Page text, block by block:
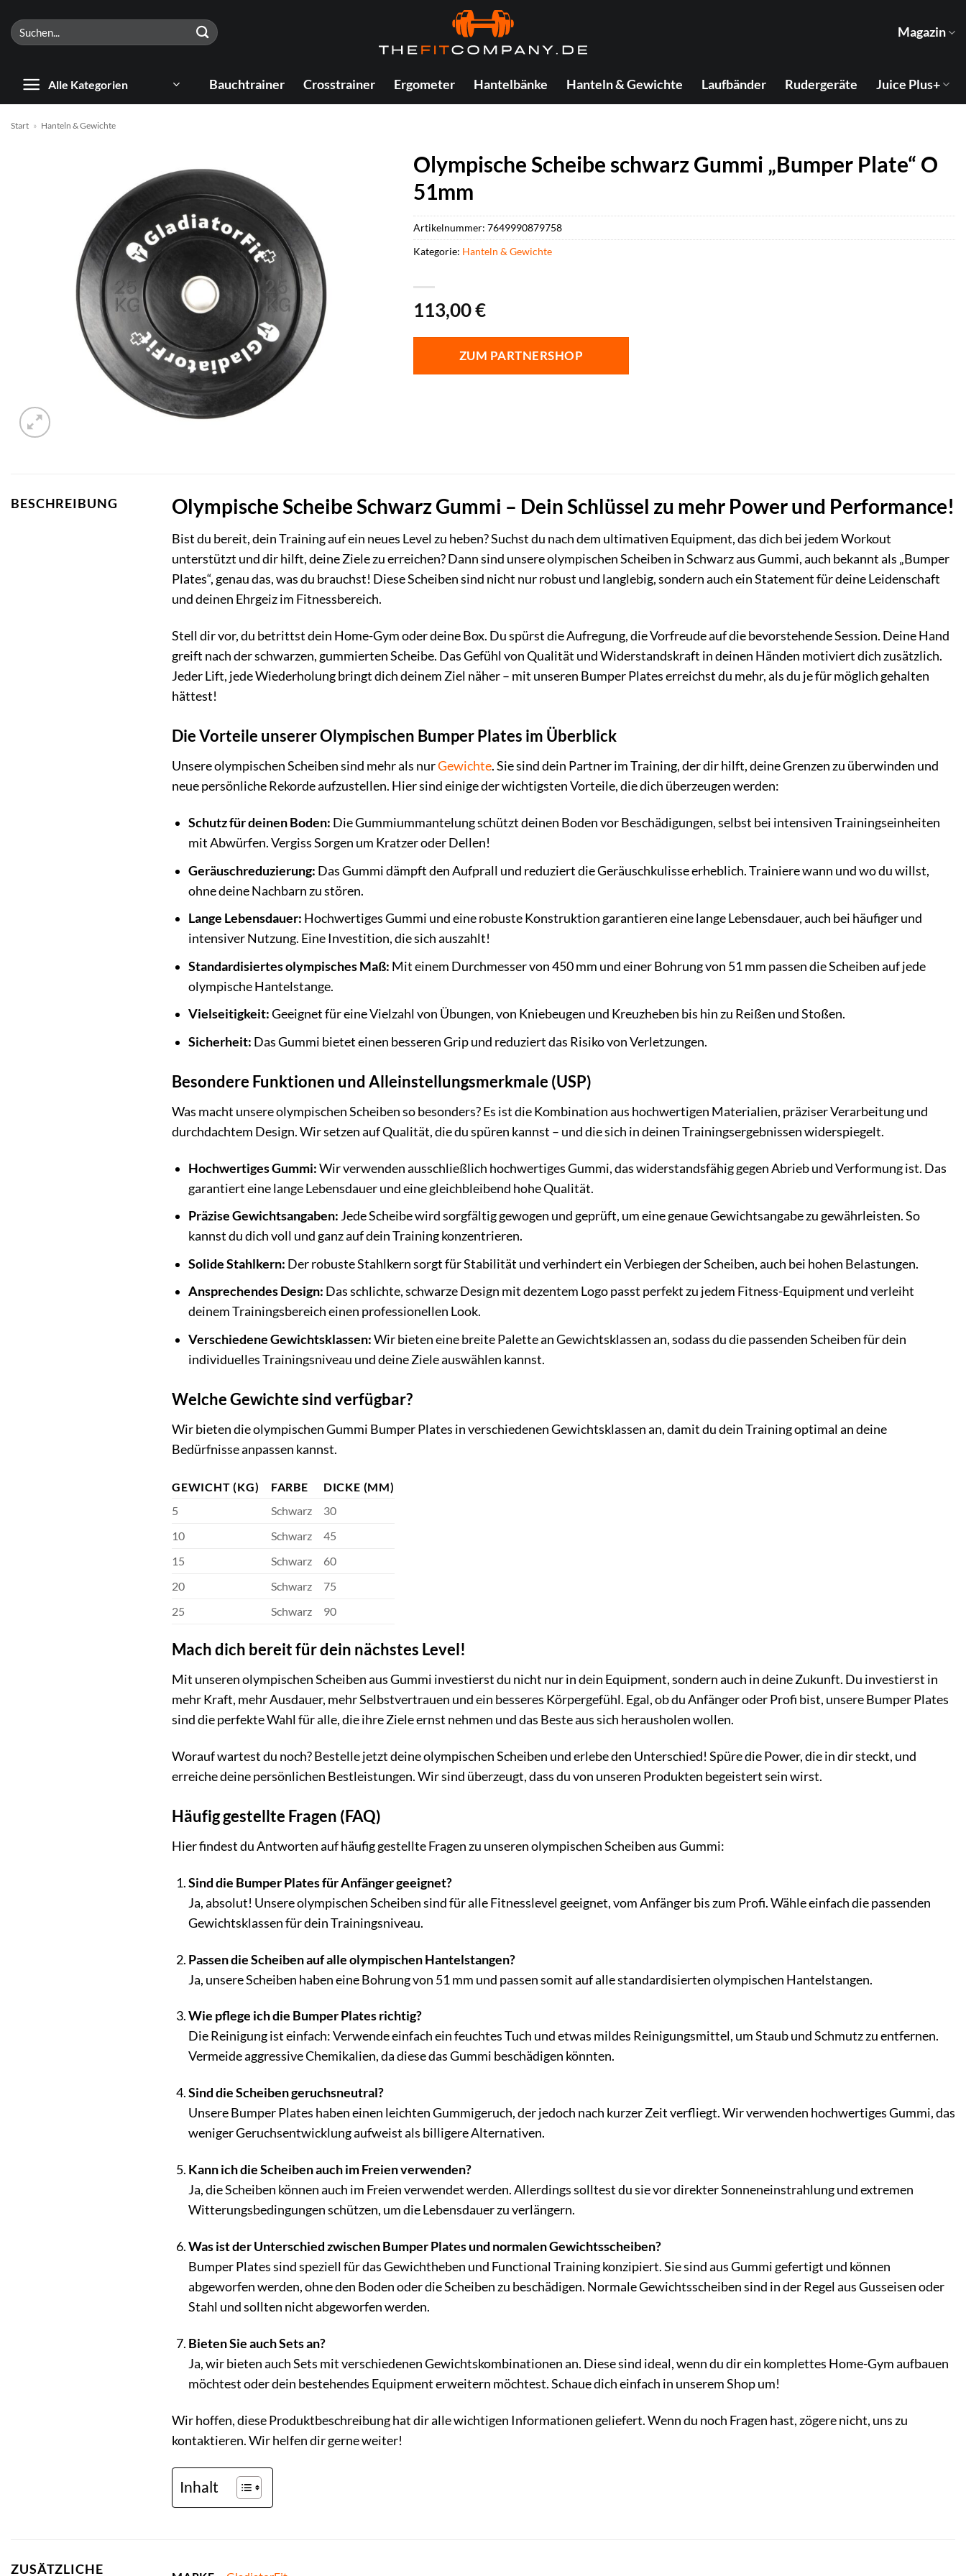
Inhalt
springen
Suchen
nach:
Magazin
Alle Kategorien Bauchtrainer Crosstrainer Ergometer Hantelbänke Hanteln & Gewichte Laufbänder Rudergeräte Juice Plus+
Start » Hanteln & Gewichte
Olympische Scheibe schwarz Gummi „Bumper Plate“ O
51mm
113,00€
ZUM PARTNERSHOP
Artikelnummer: 7649990879758
Kategorie: Hanteln & Gewichte
BESCHREIBUNG Olympische Scheibe Schwarz Gummi – Dein Schlüssel zu mehr Power und Performance!
Bist du bereit, dein Training auf ein neues Level zu heben? Suchst du nach dem ultimativen Equipment, das dich bei jedem Workout
unterstützt und dir hilft, deine Ziele zu erreichen? Dann sind unsere olympischen Scheiben in Schwarz aus Gummi, auch bekannt als „Bumper
Plates“, genau das, was du brauchst! Diese Scheiben sind nicht nur robust und langlebig, sondern auch ein Statement für deine Leidenschaft
und deinen Ehrgeiz im Fitnessbereich.
Stell dir vor, du betrittst dein Home-Gym oder deine Box. Du spürst die Aufregung, die Vorfreude auf die bevorstehende Session. Deine Hand
greift nach der schwarzen, gummierten Scheibe. Das Gefühl von Qualität und Widerstandskraft in deinen Händen motiviert dich zusätzlich.
Jeder Lift, jede Wiederholung bringt dich deinem Ziel näher – mit unseren Bumper Plates erreichst du mehr, als du je für möglich gehalten
hättest!
Die Vorteile unserer Olympischen Bumper Plates im Überblick
Unsere olympischen Scheiben sind mehr als nurGewichte. Sie sind dein Partner im Training, der dir hilft, deine Grenzen zu überwinden und
neue persönliche Rekorde aufzustellen. Hier sind einige der wichtigsten Vorteile, die dich überzeugen werden:
Schutz für deinen Boden: Die Gummiummantelung schützt deinen Boden vor Beschädigungen, selbst bei intensiven Trainingseinheiten
mit Abwürfen. Vergiss Sorgen um Kratzer oder Dellen!
Geräuschreduzierung: Das Gummi dämpft den Aufprall und reduziert die Geräuschkulisse erheblich. Trainiere wann und wo du willst,
ohne deine Nachbarn zu stören.
Lange Lebensdauer: Hochwertiges Gummi und eine robuste Konstruktion garantieren eine lange Lebensdauer, auch bei häufiger und
intensiver Nutzung. Eine Investition, die sich auszahlt!
Standardisiertes olympisches Maß: Mit einem Durchmesser von 450 mm und einer Bohrung von 51 mm passen die Scheiben auf jede
olympische Hantelstange.
Vielseitigkeit:Geeignet für eine Vielzahl von Übungen, von Kniebeugen und Kreuzheben bis hin zu Reißen und Stoßen.
Sicherheit: Das Gummi bietet einen besseren Grip und reduziert das Risiko von Verletzungen.
Besondere Funktionen und Alleinstellungsmerkmale (USP)
Was macht unsere olympischen Scheiben so besonders? Es ist die Kombination aus hochwertigen Materialien, präziser Verarbeitung und
durchdachtem Design. Wir setzen auf Qualität, die du spüren kannst – und die sich in deinen Trainingsergebnissen widerspiegelt.
Hochwertiges Gummi:Wir verwenden ausschließlich hochwertiges Gummi, das widerstandsfähig gegen Abrieb und Verformung ist. Das
garantiert eine lange Lebensdauer und eine gleichbleibend hohe Qualität.
Präzise Gewichtsangaben: Jede Scheibe wird sorgfältig gewogen und geprüft, um eine genaue Gewichtsangabe zu gewährleisten. So
kannst du dich voll und ganz auf dein Training konzentrieren.
Solide Stahlkern: Der robuste Stahlkern sorgt für Stabilität und verhindert ein Verbiegen der Scheiben, auch bei hohen Belastungen.
Ansprechendes Design: Das schlichte, schwarze Design mit dezentem Logo passt perfekt zu jedem Fitness-Equipment und verleiht
deinem Trainingsbereich einen professionellen Look.
Verschiedene Gewichtsklassen:Wir bieten eine breite Palette an Gewichtsklassen an, sodass du die passenden Scheiben für dein
individuelles Trainingsniveau und deine Ziele auswählen kannst.
Welche Gewichte sind verfügbar?
Wir bieten die olympischen Gummi Bumper Plates in verschiedenen Gewichtsklassen an, damit du dein Training optimal an deine
Bedürfnisse anpassen kannst.
GEWICHT (KG) FARBE
DICKE (MM)
5
Schwarz
30
10
Schwarz
45
15
Schwarz
60
20
Schwarz
75
25
Schwarz 90
Mach dich bereit für dein nächstes Level!
Mit unseren olympischen Scheiben aus Gummi investierst du nicht nur in dein Equipment, sondern auch in deine Zukunft. Du investierst in
mehr Kraft, mehr Ausdauer, mehr Selbstvertrauen und ein besseres Körpergefühl. Egal, ob du Anfänger oder Profi bist, unsere Bumper Plates
sind die perfekte Wahl für alle, die ihre Ziele ernst nehmen und das Beste aus sich herausholen wollen.
Worauf wartest du noch? Bestelle jetzt deine olympischen Scheiben und erlebe den Unterschied! Spüre die Power, die in dir steckt, und
erreiche deine persönlichen Bestleistungen. Wir sind überzeugt, dass du von unseren Produkten begeistert sein wirst.
Häufig gestellte Fragen (FAQ)
Hier findest du Antworten auf häufig gestellte Fragen zu unseren olympischen Scheiben aus Gummi:
Sind die Bumper Plates für Anfänger geeignet?
Ja, absolut! Unsere olympischen Scheiben sind für alle Fitnesslevel geeignet, vom Anfänger bis zum Profi. Wähle einfach die passenden
Gewichtsklassen für dein Trainingsniveau.
Passen die Scheiben auf alle olympischen Hantelstangen?
Ja, unsere Scheiben haben eine Bohrung von 51 mm und passen somit auf alle standardisierten olympischen Hantelstangen.
Wie pflege ich die Bumper Plates richtig?
Die Reinigung ist einfach: Verwende einfach ein feuchtes Tuch und etwas mildes Reinigungsmittel, um Staub und Schmutz zu entfernen.
Vermeide aggressive Chemikalien, da diese das Gummi beschädigen könnten.
Sind die Scheiben geruchsneutral?
Unsere Bumper Plates haben einen leichten Gummigeruch, der jedoch nach kurzer Zeit verfliegt. Wir verwenden hochwertiges Gummi, das
weniger Geruchsentwicklung aufweist als billigere Alternativen.
Kann ich die Scheiben auch im Freien verwenden?
Ja, die Scheiben können auch im Freien verwendet werden. Allerdings solltest du sie vor direkter Sonneneinstrahlung und extremen
Witterungsbedingungen schützen, um die Lebensdauer zu verlängern.
Was ist der Unterschied zwischen Bumper Plates und normalen Gewichtsscheiben?
Bumper Plates sind speziell für das Gewichtheben und Functional Training konzipiert. Sie sind aus Gummi gefertigt und können
abgeworfen werden, ohne den Boden oder die Scheiben zu beschädigen. Normale Gewichtsscheiben sind in der Regel aus Gusseisen oder
Stahl und sollten nicht abgeworfen werden.
Bieten Sie auch Sets an?
Ja, wir bieten auch Sets mit verschiedenen Gewichtskombinationen an. Diese sind ideal, wenn du dir ein komplettes Home-Gym aufbauen
möchtest oder dein bestehendes Equipment erweitern möchtest. Schaue dich einfach in unserem Shop um!
Wir hoffen, diese Produktbeschreibung hat dir alle wichtigen Informationen geliefert. Wenn du noch Fragen hast, zögere nicht, uns zu
kontaktieren. Wir helfen dir gerne weiter!
Inhalt
ZUSÄTZLICHE